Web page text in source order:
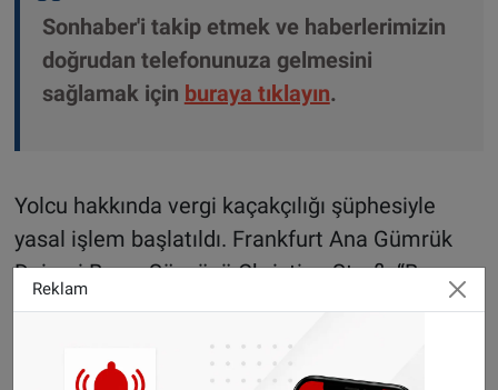
Sonhaber'i takip etmek ve haberlerimizin
doğrudan telefonunuza gelmesini
sağlamak için buraya tıklayın.
Yolcu hakkında vergi kaçakçılığı şüphesiyle
yasal işlem başlatıldı. Frankfurt Ana Gümrük
Dairesi Basın Sözcüsü Christine Straß, “Bu
kadar büyük miktarda sigara taşıdığı için olayın
ticari amaçlı kaçakçılık olup olmadığını da
araştırıyoruz,” açıklamasında bulundu.
Reklam